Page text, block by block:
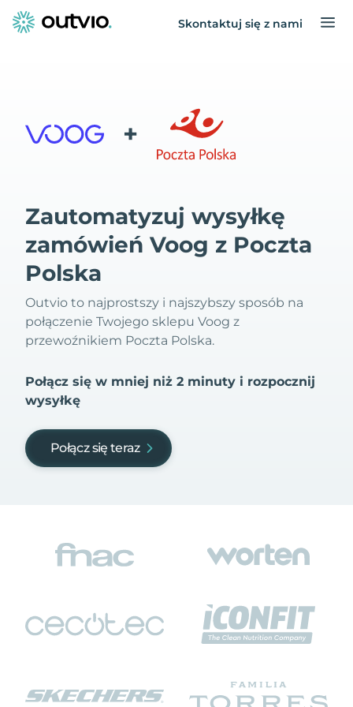
Skontaktuj się z nami
+
Zautomatyzuj wysyłkę
zamówień Voog z Poczta
Polska
Outvio to najprostszy i najszybszy sposób na
połączenie Twojego sklepu Voog z
przewoźnikiem Poczta Polska.
Połącz się w mniej niż 2 minuty i rozpocznij
wysyłkę
Połącz się teraz